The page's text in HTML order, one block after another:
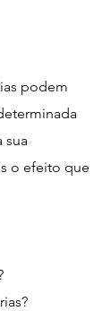
podem
sua
o efeito que